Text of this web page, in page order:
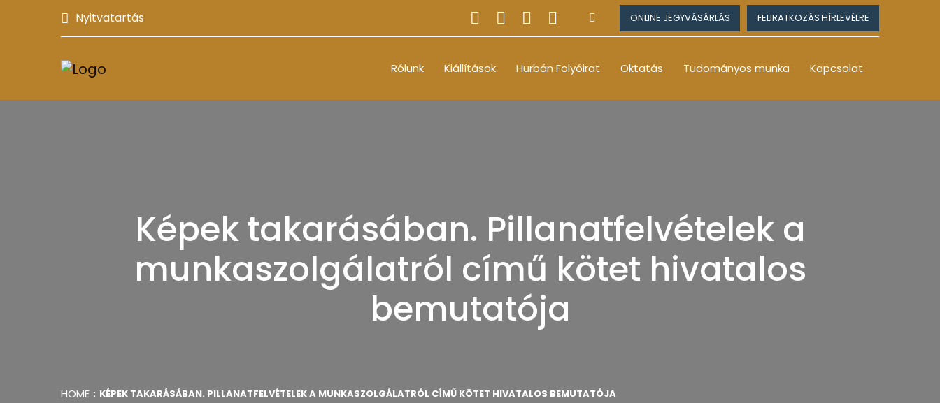
Nyitvatartás ONLINE JEGYVÁSÁRLÁS FELIRATKOZÁS HÍRLEVÉLRE
Rólunk Kiállítások Hurbán Folyóirat Oktatás Tudományos munka Kapcsolat
Képek takarásában. Pillanatfelvételek a
munkaszolgálatról című kötet hivatalos
bemutatója
HOME KÉPEK TAKARÁSÁBAN. PILLANATFELVÉTELEK A MUNKASZOLGÁLATRÓL CÍMŰ KÖTET HIVATALOS BEMUTATÓJA